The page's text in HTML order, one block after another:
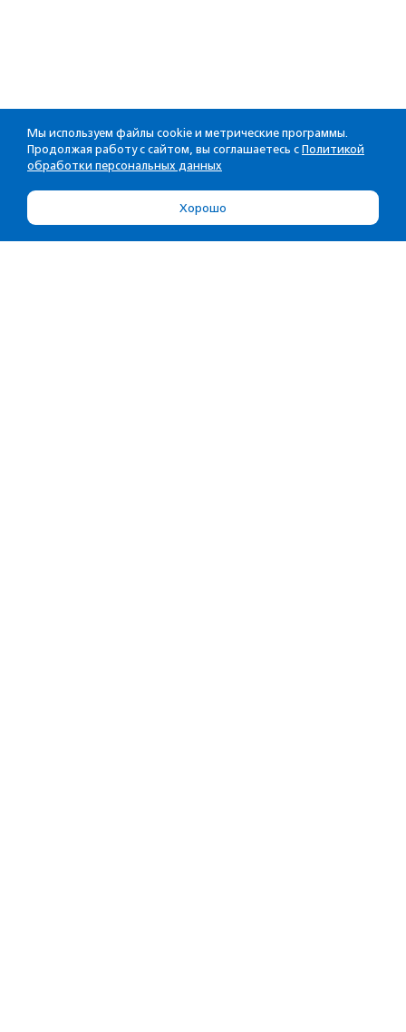
Мы используем файлы cookie и метрические программы.
Продолжая работу с сайтом, вы соглашаетесь с Политикой
обработки персональных данных
Хорошо